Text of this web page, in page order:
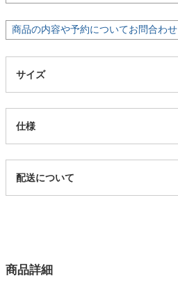
キッチン用品
家電・照明器具
商品の内容や予約についてお問合わせ
サイズ
仕様
3002618
2色
配送について
商品詳細